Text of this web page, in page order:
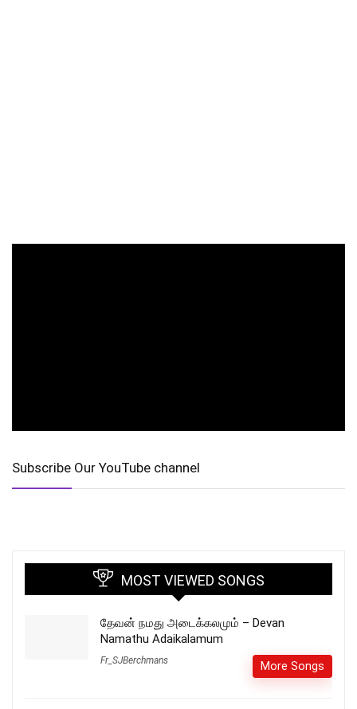
Subscribe Our YouTube channel
MOST VIEWED SONGS
தேவன் நமது அடைக்கலமும் – Devan
Namathu Adaikalamum
Fr_SJBerchmans More Songs